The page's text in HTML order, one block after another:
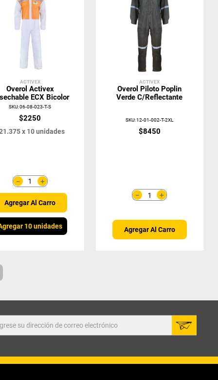
ACTIVEX
Overol Activex
ECX Bicolor
SKU:06-08-023-T-S
$2250
.375x 10unidades
＋
－
Agregar Al Carro
10 unidades
ACTIVEX
Overol Piloto Poplin
Verde C/Reflectante
SKU:12-01-002-T-2XL
$8450
＋
－
Agregar Al Carro